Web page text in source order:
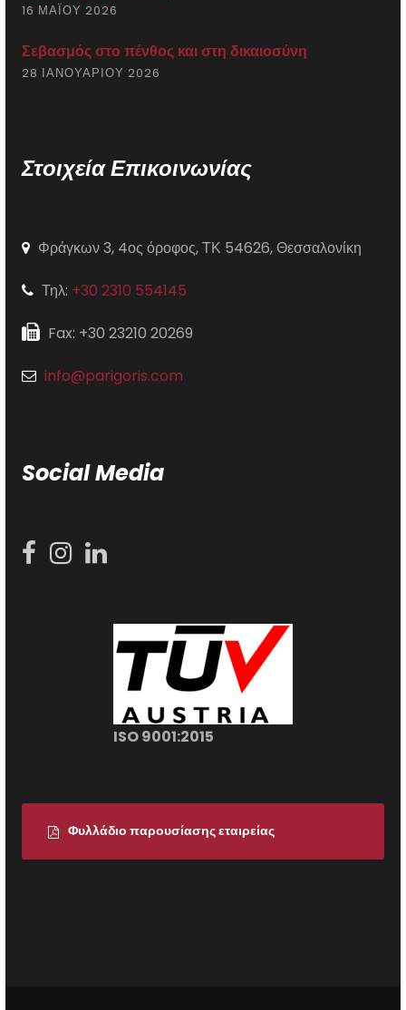
16 ΜΑΪ́ΟΥ 2026
Σεβασμός στο πένθος και στη δικαιοσύνη
28 ΙΑΝΟΥΑΡΊΟΥ 2026
Στοιχεία Επικοινωνίας
Φράγκων 3, 4ος όροφος, ΤΚ 54626, Θεσσαλονίκη
Τηλ: +30 2310 554145
Fax: +30 23210 20269
info@parigoris.com
Social Media
ISO 9001:2015
Φυλλάδιο παρουσίασης εταιρείας